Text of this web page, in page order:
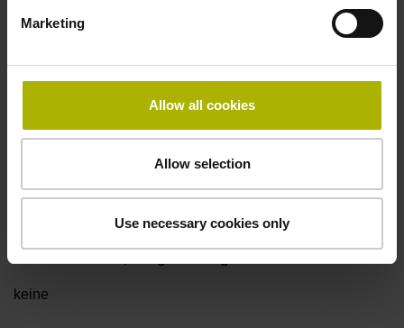
Marketing
Allow all cookies
Allow selection
Use necessary cookies only
Elektrischer Anschluss
Flanschdose, Stift, 14-polig
keine